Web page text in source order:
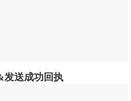
发送成功回执